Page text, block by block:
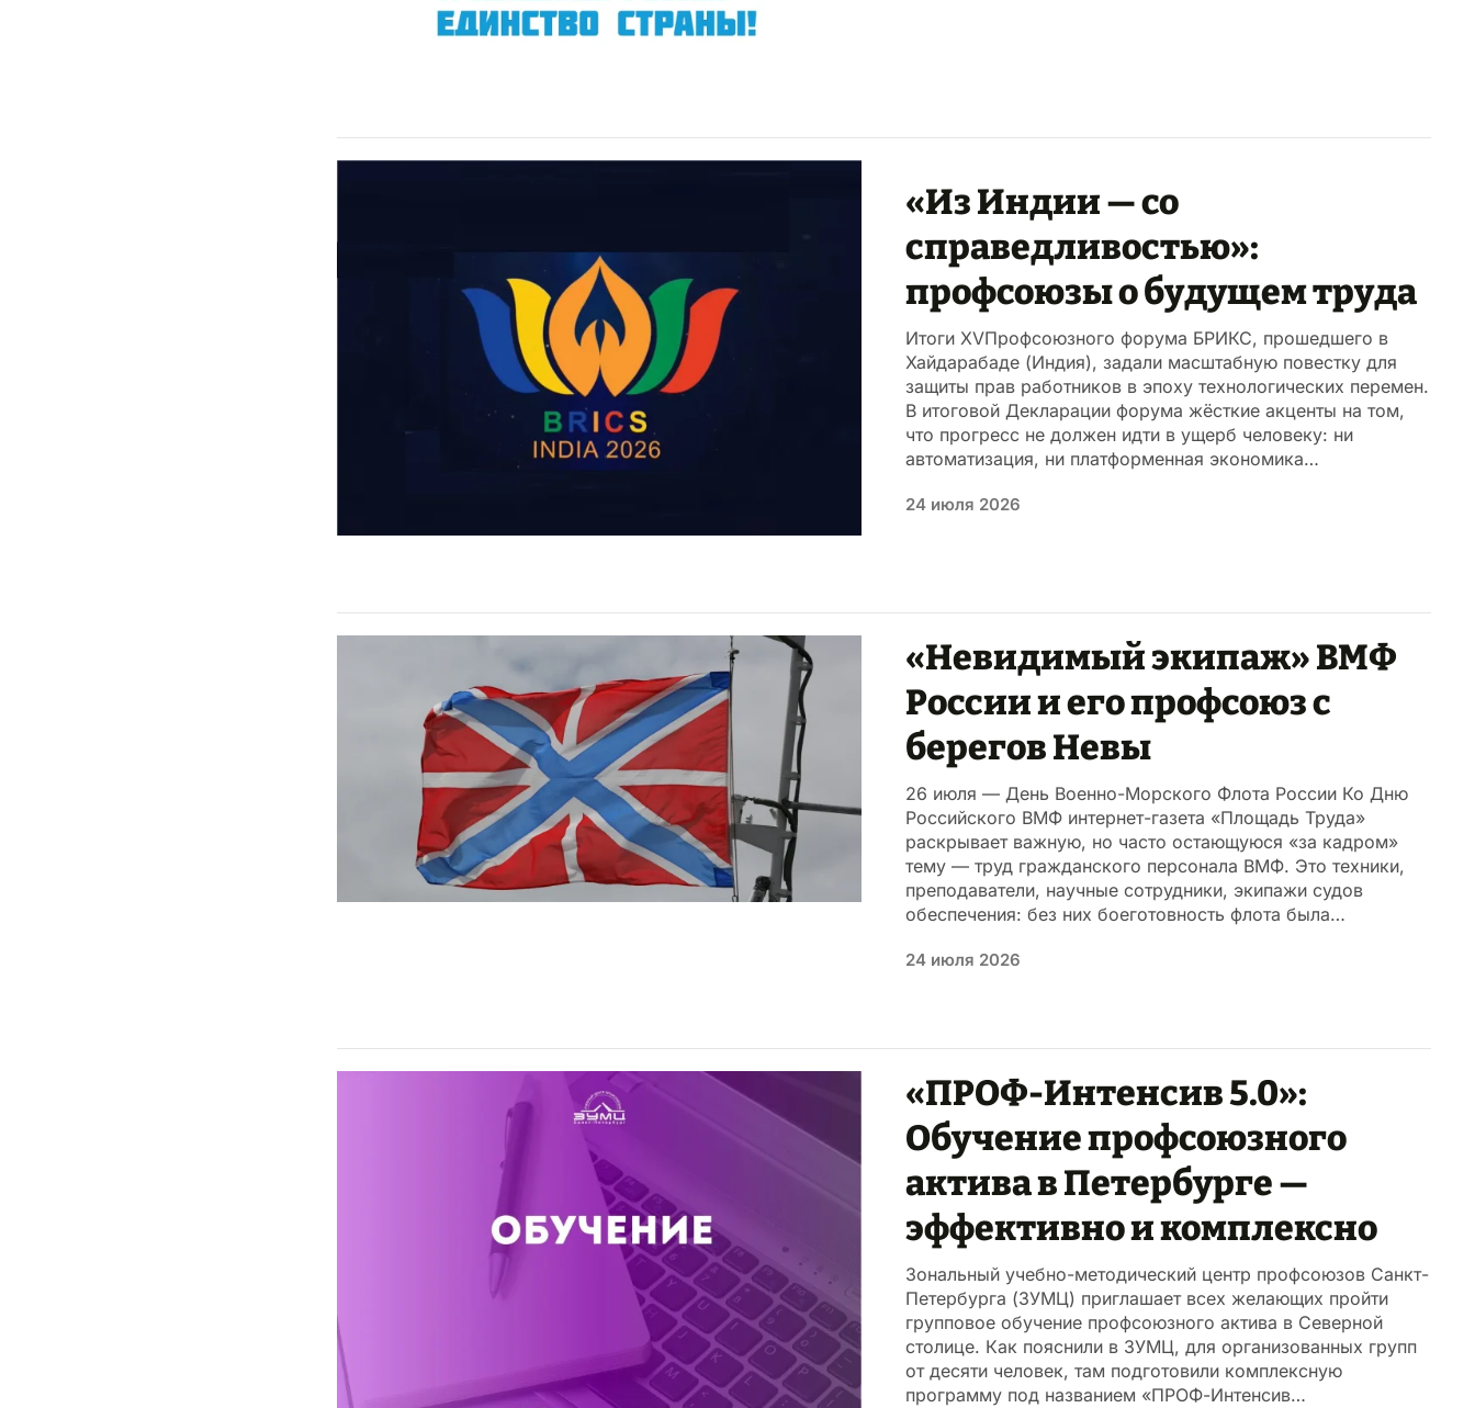
«Из Индии — со
справедливостью»:
профсоюзы о будущем труда
Итоги XVПрофсоюзного форума БРИКС, прошедшего в
Хайдарабаде (Индия), задали масштабную повестку для
защиты прав работников в эпоху технологических перемен.
В итоговой Декларации форума жёсткие акценты на том,
что прогресс не должен идти в ущерб человеку: ни
автоматизация, ни платформенная экономика…
24 июля 2026
«Невидимый экипаж» ВМФ
России и его профсоюз с
берегов Невы
26 июля — День Военно-Морского Флота России Ко Дню
Российского ВМФ интернет-газета «Площадь Труда»
раскрывает важную, но часто остающуюся «за кадром»
тему — труд гражданского персонала ВМФ. Это техники,
преподаватели, научные сотрудники, экипажи судов
обеспечения: без них боеготовность флота была…
24 июля 2026
«ПРОФ-Интенсив 5.0»:
Обучение профсоюзного
актива в Петербурге —
эффективно и комплексно
Зональный учебно-методический центр профсоюзов Санкт-
Петербурга (ЗУМЦ) приглашает всех желающих пройти
групповое обучение профсоюзного актива в Северной
столице. Как пояснили в ЗУМЦ, для организованных групп
от десяти человек, там подготовили комплексную
программу под названием «ПРОФ-Интенсив…